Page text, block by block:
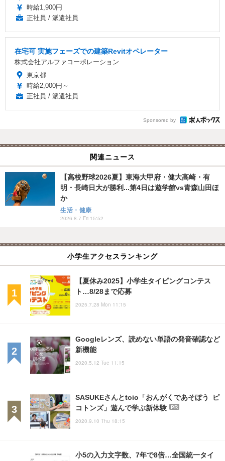
時給1,900円
正社員 / 派遣社員
在宅可 実施フェーズでの建築Revitオペレーター
株式会社アルファコーポレーション
東京都
時給2,000円～
正社員 / 派遣社員
Sponsored by
関連ニュース
【高校野球2026夏】東海大甲府・健大高崎・有
明・長崎日大が勝利...第4日は遊学館vs青森山田ほ
か
生活・健康
2026.8.7 Fri 15:52
小学生アクセスランキング
【夏休み2025】小学生タイピングコンテス
ト…8/28まで応募
2025.7.28 Mon 11:15
Googleレンズ、読めない単語の発音確認など
新機能
2020.5.12 Tue 11:15
SASUKEさんとtoio「おんがくであそぼう ピ
コトンズ」遊んで学ぶ新体験
PR
2020.9.10 Thu 18:15
小5の入力文字数、7年で8倍…全国統一タイ